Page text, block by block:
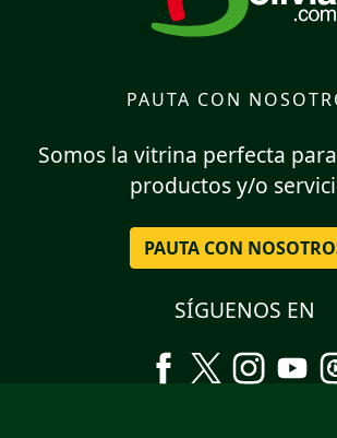
PAUTA CON
Somos la vitrina perfecta
productos y/o
PAUTA CON
SÍGUENOS EN